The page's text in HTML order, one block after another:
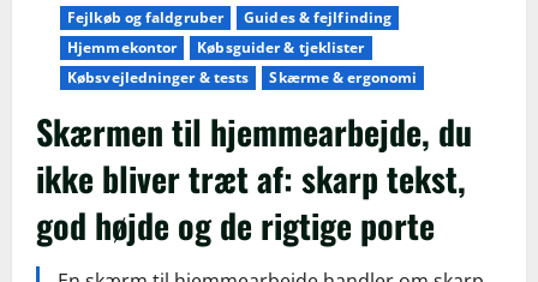
Fejlkøb og faldgruber
Guides & fejlfinding
Hjemmekontor
Købsguider & tjeklister
Købsvejledninger & tests
Skærme & ergonomi
Skærmen til hjemmearbejde, du
ikke bliver træt af: skarp tekst,
god højde og de rigtige porte